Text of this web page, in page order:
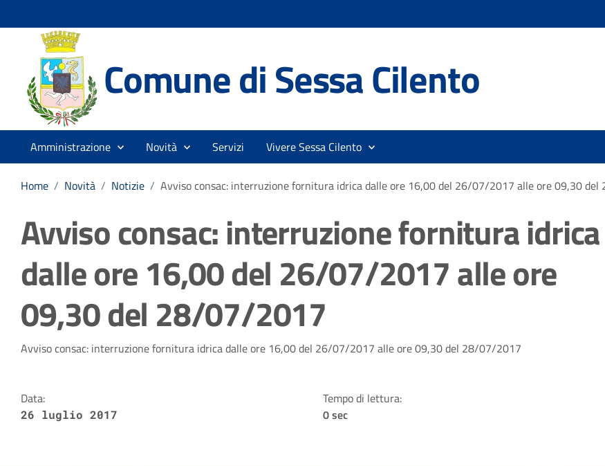
Comune di Sessa Cilento
Amministrazione Novità Servizi Vivere Sessa Cilento
Home / Novità / Notizie / Avviso consac: interruzione fornitura idrica dalle ore 16,00 del 26/07/2017 alle ore 09,30
Avviso consac: interruzione fornitura idrica
dalle ore 16,00 del 26/07/2017 alle ore
09,30 del 28/07/2017
Dettagli della notizia
Avviso consac: interruzione fornitura idrica dalle ore 16,00 del 26/07/2017 alle ore 09,30 del 28/07/2017
Data:
26 luglio 2017
Tempo di lettura:
0 sec